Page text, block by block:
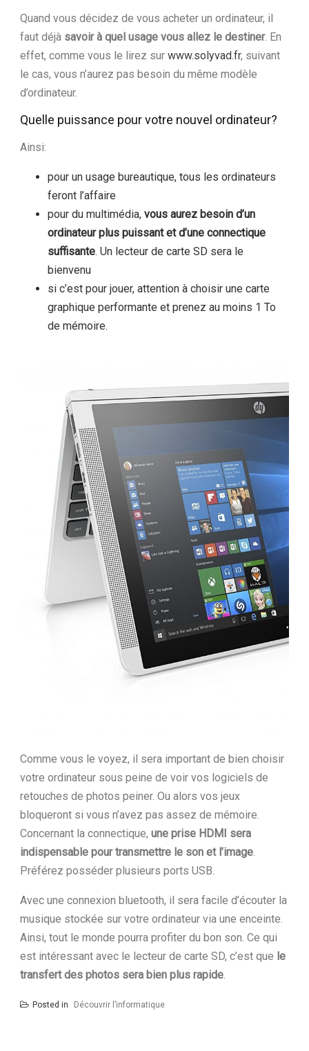
Quand vous décidez de vous acheter un ordinateur, il
faut déjà savoir à quel usage vous allez le destiner. En
effet, comme vous le lirez sur www.solyvad.fr, suivant
le cas, vous n’aurez pas besoin du même modèle
d’ordinateur.
Quelle puissance pour votre nouvel ordinateur?
Ainsi:
pour un usage bureautique, tous les ordinateurs
feront l’affaire
pour du multimédia, vous aurez besoin d’un
ordinateur plus puissant et d’une connectique
suffisante. Un lecteur de carte SD sera le
bienvenu
si c’est pour jouer, attention à choisir une carte
graphique performante et prenez au moins 1 To
de mémoire.
Comme vous le voyez, il sera important de bien choisir
votre ordinateur sous peine de voir vos logiciels de
retouches de photos peiner. Ou alors vos jeux
bloqueront si vous n’avez pas assez de mémoire.
Concernant la connectique, une prise HDMI sera
indispensable pour transmettre le son et l’image
Préférez posséder plusieurs ports USB.
Avec une connexion bluetooth, il sera facile d’écouter la
musique stockée sur votre ordinateur via une enceinte.
Ainsi, tout le monde pourra profiter du bon son. Ce qui
est intéressant avec le lecteur de carte SD, c’est que le
transfert des photos sera bien plus rapide
Posted in Découvrir l’informatique